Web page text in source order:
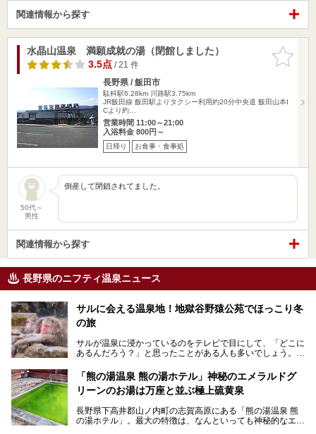
関連情報から探す
お気に入
りに追加
水晶山温泉 満願成就の湯（閉館しました）
3.5点/ 21 件
長野県 / 飯田市
駄科駅6.28km
川路駅3.75km
JR飯田線 飯田駅よりタクシー利用約20分中央道 飯田山本I
Cより約…
営業時間 11:00～21:00
入浴料金 800円～
日帰り お食事・食事処
50代～
男性
倒産して閉鎖されてました。
関連情報から探す
長野県のニフティ温泉ニュース
サルに会える温泉地！地獄谷野猿公苑でほっこり冬
の旅
サルが温泉に浸かっているのをテレビで目にして、「どこに
あるんだろう？」と思ったことがある人も多いでしょう。
この微笑ましい光景は、長野県にある「地獄谷野猿公苑」で
見られるもので、野生のサルが雪景色の中で温泉に浸かる姿
を間近で観察できます。
本記事では、地獄谷野猿公苑の魅力や見どころ、サルと温泉
との関係性、地獄谷周辺の観光スポットについて紹介しま
「熊の湯温泉 熊の湯ホテル」神秘のエメラルドグ
リーンのお湯は万座と並ぶ極上硫黄泉
長野県下高井郡山ノ内町の志賀高原にある「熊の湯温泉 熊
の湯ホテル」。最大の特徴は、なんといっても神秘的なエメ